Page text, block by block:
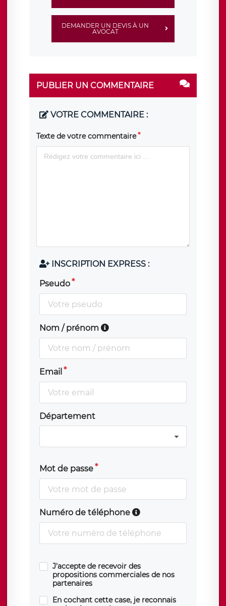
DEMANDER UN DEVIS À UN
AVOCAT
PUBLIER UN COMMENTAIRE
VOTRE COMMENTAIRE :
Texte de votre commentaire
INSCRIPTION EXPRESS :
Pseudo
Nom / prénom
Email
Département
Mot de passe
Numéro de téléphone
J'accepte de recevoir des
propositions commerciales de nos
partenaires
En cochant cette case, je reconnais